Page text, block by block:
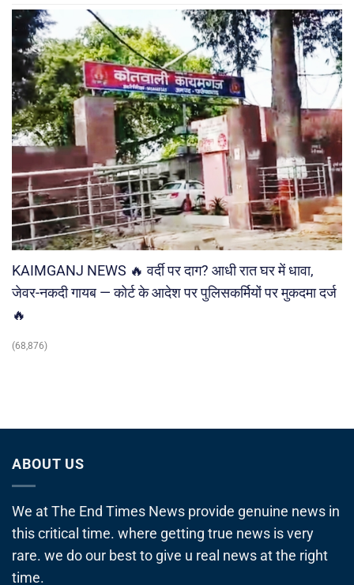
KAIMGANJ NEWS 🔥 वर्दी पर दाग? आधी रात घर में धावा,
जेवर-नकदी गायब — कोर्ट के आदेश पर पुलिसकर्मियों पर मुकदमा दर्ज
🔥
(68,876)
ABOUT US
We at The End Times News provide genuine news in
this critical time. where getting true news is very
rare. we do our best to give u real news at the right
time.